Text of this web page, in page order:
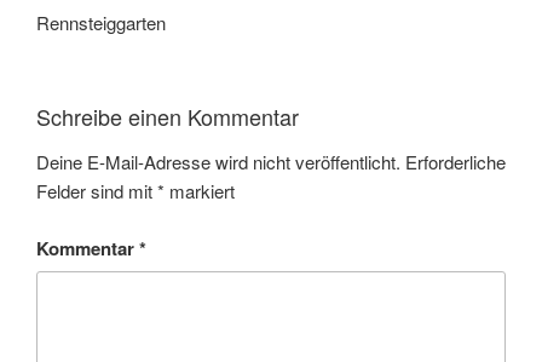
Rennsteiggarten
Schreibe einen Kommentar
Deine E-Mail-Adresse wird nicht veröffentlicht. Erforderliche
Felder sind mit* markiert
Kommentar*